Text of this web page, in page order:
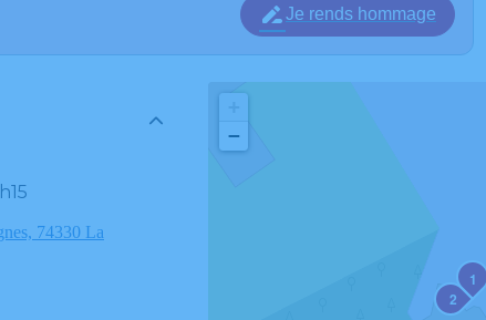
Je rends hommage
74330 La
1
2
−